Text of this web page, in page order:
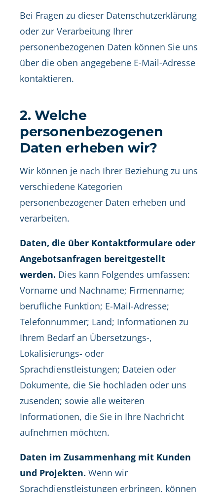
Bei Fragen zu dieser Datenschutzerklärung
oder zur Verarbeitung Ihrer
personenbezogenen Daten können Sie uns
über die oben angegebene E-Mail-Adresse
kontaktieren.
2. Welche
personenbezogenen
Daten erheben wir?
Wir können je nach Ihrer Beziehung zu uns
verschiedene Kategorien
personenbezogener Daten erheben und
verarbeiten.
Daten, die über Kontaktformulare oder
Angebotsanfragen bereitgestellt
werden. Dies kann Folgendes umfassen:
Vorname und Nachname; Firmenname;
berufliche Funktion; E-Mail-Adresse;
Telefonnummer; Land; Informationen zu
Ihrem Bedarf an Übersetzungs-,
Lokalisierungs- oder
Sprachdienstleistungen; Dateien oder
Dokumente, die Sie hochladen oder uns
zusenden; sowie alle weiteren
Informationen, die Sie in Ihre Nachricht
aufnehmen möchten.
Daten im Zusammenhang mit Kunden
und Projekten. Wenn wir
Sprachdienstleistungen erbringen, können